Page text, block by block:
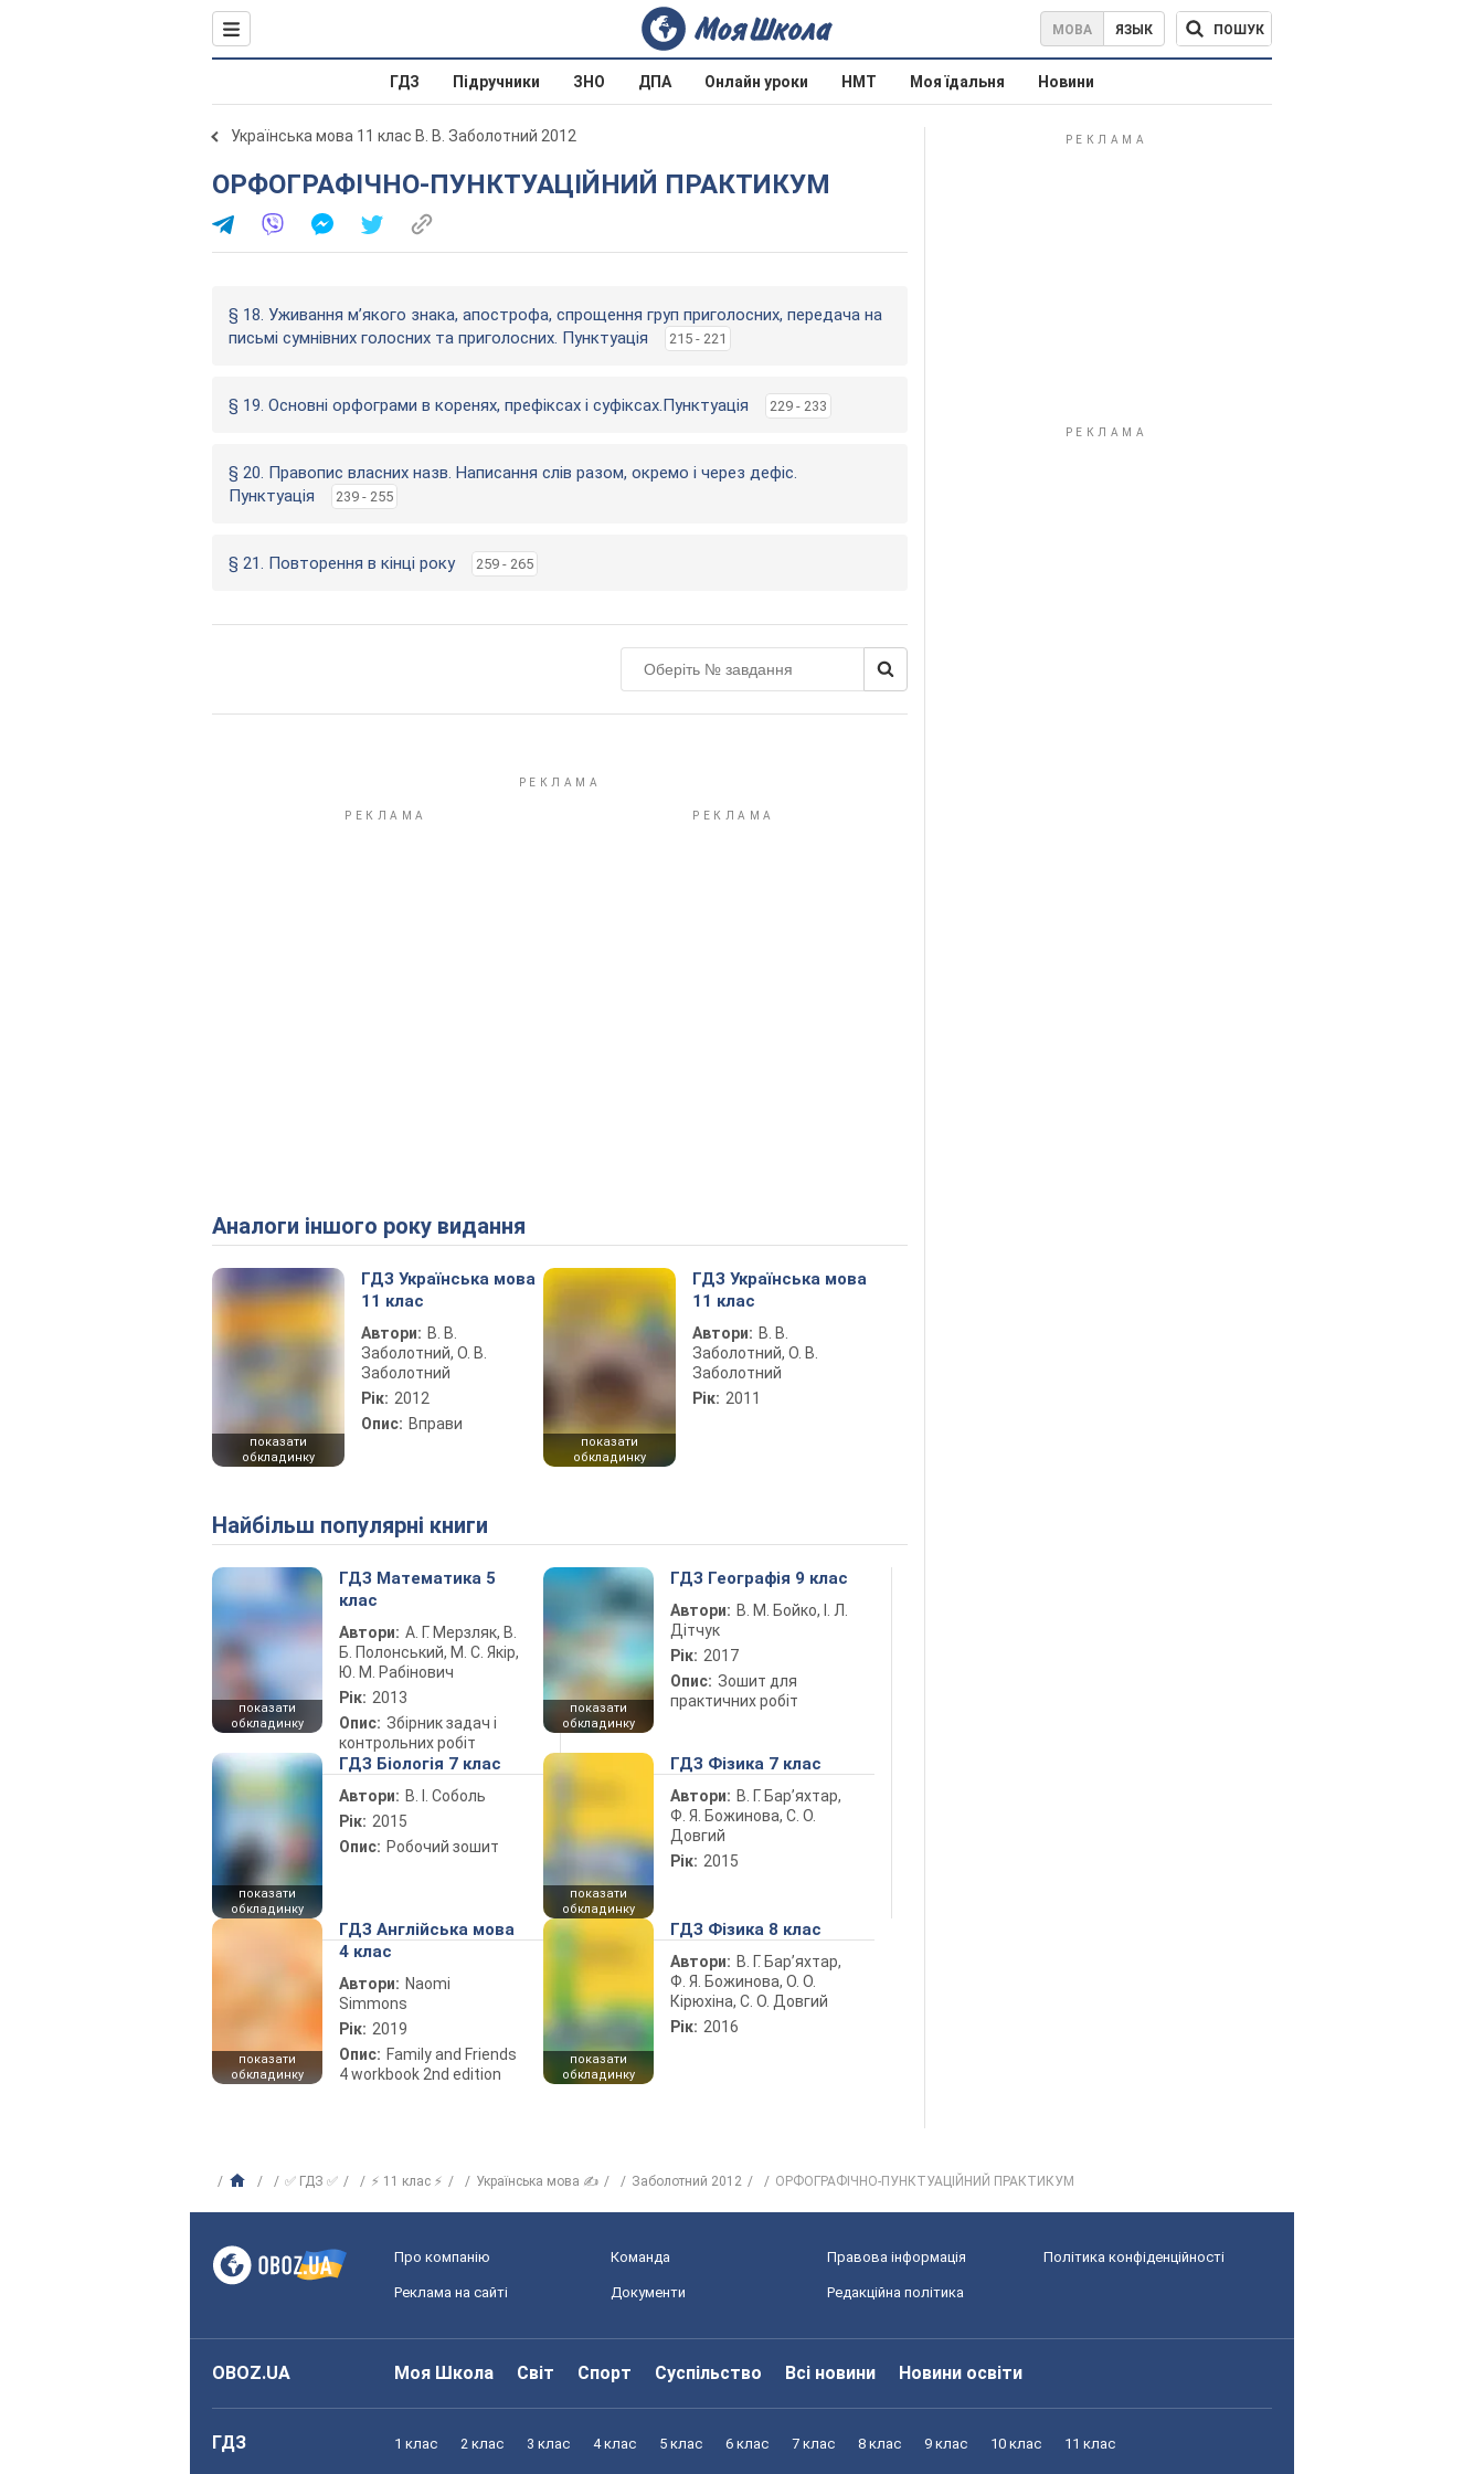
МОВА ЯЗЫК ПОШУК
ГДЗ Підручники ЗНО ДПА Онлайн уроки НМТ Моя їдальня Новини
Українська мова 11 клас В. В. Заболотний 2012
ОРФОГРАФІЧНО-ПУНКТУАЦІЙНИЙ ПРАКТИКУМ
§ 18. Уживання м’якого знака, апострофа, спрощення груп приголосних, передача на
письмі сумнівних голосних та приголосних. Пунктуація
215 - 221
§ 19. Основні орфограми в коренях, префіксах і суфіксах.Пунктуація 229 - 233
§ 20. Правопис власних назв. Написання слів разом, окремо і через дефіс.
Пунктуація
239 - 255
§ 21. Повторення в кінці року 259 - 265
Аналоги іншого року видання
показати
обкладинку
ГДЗ Українська мова
11 клас
Автори: В. В.
Заболотний, О. В.
Заболотний
Рік: 2012
Опис: Вправи
показати
обкладинку
ГДЗ Українська мова
11 клас
Автори: В. В.
Заболотний, О. В.
Заболотний
Рік: 2011
Найбільш популярні книги
показати
обкладинку
ГДЗ Математика 5
клас
Автори: А. Г. Мерзляк, В.
Б. Полонський, М. С. Якір,
Ю. М. Рабінович
Рік: 2013
Опис: Збірник задач і
контрольних робіт
показати
обкладинку
ГДЗ Географія 9 клас
Автори: В. М. Бойко, І. Л.
Дітчук
Рік: 2017
Опис: Зошит для
практичних робіт
показати
обкладинку
ГДЗ Біологія 7 клас
Автори: В. І. Соболь
Рік: 2015
Опис: Робочий зошит
показати
обкладинку
ГДЗ Фізика 7 клас
Автори: В. Г. Бар’яхтар,
Ф. Я. Божинова, С. О.
Довгий
Рік: 2015
показати
обкладинку
ГДЗ Англійська мова
4 клас
Автори: Naomi
Simmons
Рік: 2019
Опис: Family and Friends
4 workbook 2nd edition
показати
обкладинку
ГДЗ Фізика 8 клас
Автори: В. Г. Бар’яхтар,
Ф. Я. Божинова, О. О.
Кірюхіна, С. О. Довгий
Рік: 2016
✅ ГДЗ ✅ ⚡ 11 клас ⚡ Українська мова ✍ Заболотний 2012 ОРФОГРАФІЧНО-ПУНКТУАЦІЙНИЙ ПРАКТИКУМ
Про компанію Команда Правова інформація Політика конфіденційності
Реклама на сайті Документи Редакційна політика
OBOZ.UA Моя Школа Світ Спорт Суспільство Всі новини Новини освіти
ГДЗ 1 клас 2 клас 3 клас 4 клас 5 клас 6 клас 7 клас 8 клас 9 клас 10 клас 11 клас